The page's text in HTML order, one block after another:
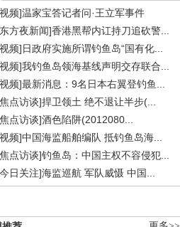
频]温家宝答记者问·王立军事件
方夜新闻]香港黑帮内讧持刀追砍警...
频]日政府实施所谓钓鱼岛“国有化...
频]我钓鱼岛领海基线声明交存联合...
频]最新消息：9名日本右翼登钓鱼...
点访谈]捍卫领土 绝不退让半步(...
点访谈]酒色陷阱(2012080...
频]中国海监船舶编队 抵钓鱼岛海...
点访谈]钓鱼岛：中国主权不容侵犯...
日关注]海监巡航 军队威慑 中国...